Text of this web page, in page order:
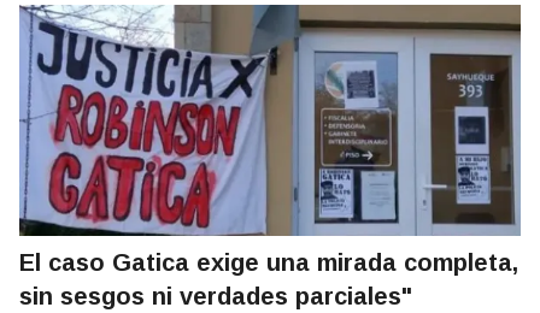
El caso Gatica exige una mirada completa,
sin sesgos ni verdades parciales"